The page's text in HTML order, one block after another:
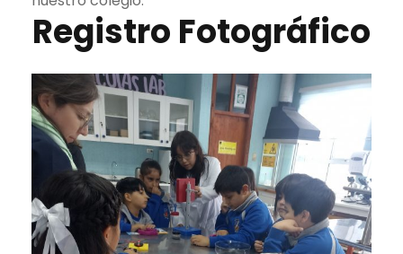
Registro Fotográfico